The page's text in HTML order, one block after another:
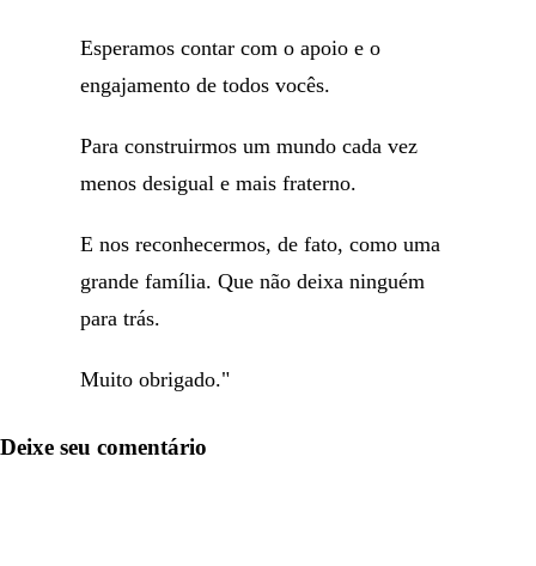
Esperamos contar com o apoio e o
engajamento de todos vocês.
Para construirmos um mundo cada vez
menos desigual e mais fraterno.
E nos reconhecermos, de fato, como uma
grande família. Que não deixa ninguém
para trás.
Muito obrigado."
Deixe seu comentário